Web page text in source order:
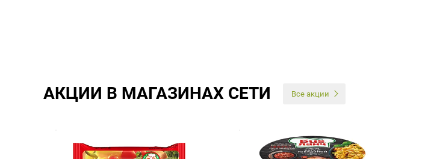
АКЦИИ В МАГАЗИНАХ СЕТИ Все акции